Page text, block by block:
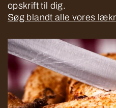
opskrift til dig.
Søg blandt alle vores